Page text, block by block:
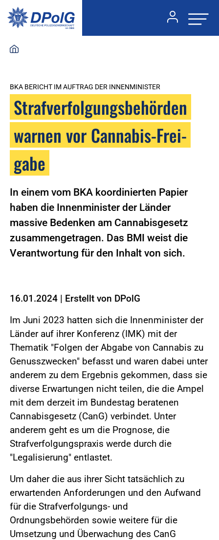
BKA BERICHT IM AUFTRAG DER INNENMINISTER
Straf­ver­fol­gungs­be­hörden
warnen vor Cannabis-Frei­
gabe
In einem vom BKA koordinierten Papier
haben die Innenminister der Länder
massive Bedenken am Cannabisgesetz
zusammengetragen. Das BMI weist die
Verantwortung für den Inhalt von sich.
16.01.2024 | Erstellt von DPolG
Im Juni 2023 hatten sich die Innenminister der
Länder auf ihrer Konferenz (IMK) mit der
Thematik "Folgen der Abgabe von Cannabis zu
Genusszwecken" befasst und waren dabei unter
anderem zu dem Ergebnis gekommen, dass sie
diverse Erwartungen nicht teilen, die die Ampel
mit dem derzeit im Bundestag beratenen
Cannabisgesetz (CanG) verbindet. Unter
anderem geht es um die Prognose, die
Strafverfolgungspraxis werde durch die
"Legalisierung" entlastet.
Um daher die aus ihrer Sicht tatsächlich zu
erwartenden Anforderungen und den Aufwand
für die Strafverfolgungs- und
Ordnungsbehörden sowie weitere für die
Umsetzung und Überwachung des CanG